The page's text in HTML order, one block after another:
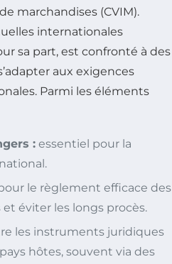
marchandises (CVIM).
internationales
sa part, est confronté à des
aux exigences
Parmi les éléments
: essentiel pour la
le règlement efficace des
éviter les longs procès.
les instruments juridiques
hôtes, souvent via des